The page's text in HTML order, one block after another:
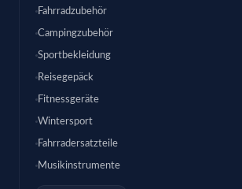
Fahrradzubehör
Campingzubehör
Sportbekleidung
Reisegepäck
Fitnessgeräte
Wintersport
Fahrradersatzteile
Musikinstrumente